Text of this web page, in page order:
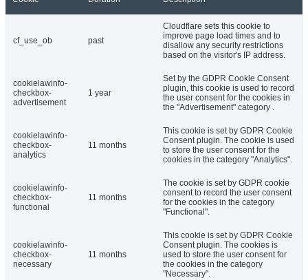
cf_use_ob past
Cloudflare sets this cookie to
improve page load times and to
disallow any security restrictions
based on the visitor's IP address.
cookielawinfo-
checkbox-
advertisement
1 year
Set by the GDPR Cookie Consent
plugin, this cookie is used to record
the user consent for the cookies in
the "Advertisement" category .
cookielawinfo-
checkbox-
analytics
11 months
This cookie is set by GDPR Cookie
Consent plugin. The cookie is used
to store the user consent for the
cookies in the category "Analytics".
cookielawinfo-
checkbox-
functional
11 months
The cookie is set by GDPR cookie
consent to record the user consent
for the cookies in the category
"Functional".
cookielawinfo-
checkbox-
necessary
11 months
This cookie is set by GDPR Cookie
Consent plugin. The cookies is
used to store the user consent for
the cookies in the category
"Necessary".